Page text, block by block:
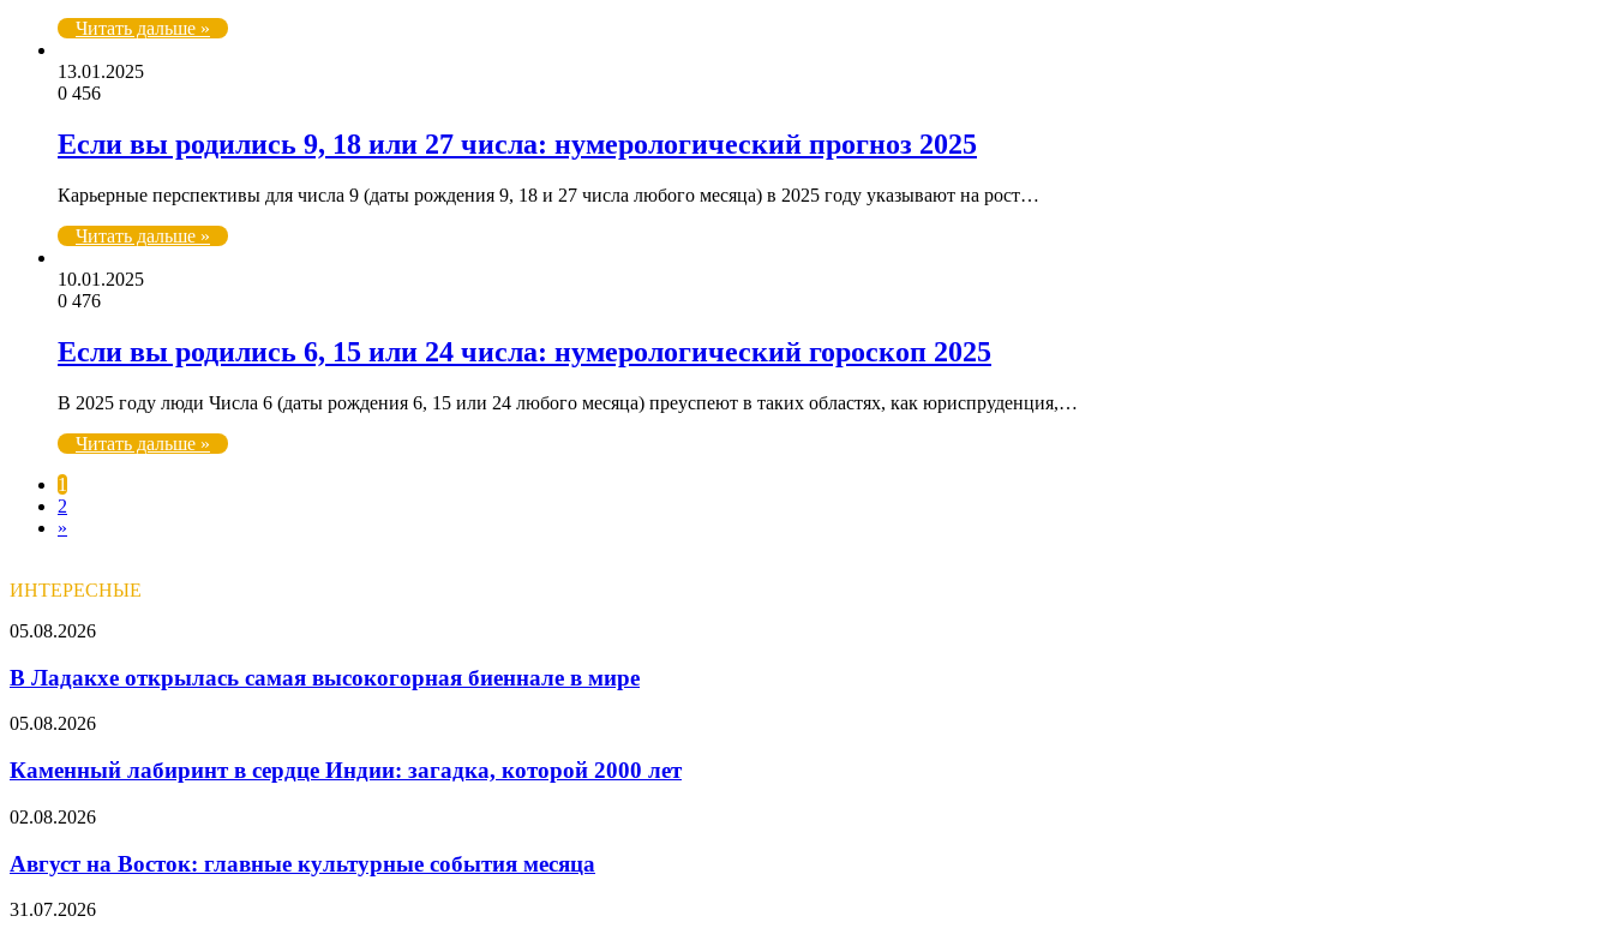
Читать дальше »
13.01.2025
0 456
Если вы родились 9, 18 или 27 числа: нумерологический прогноз 2025
Карьерные перспективы для числа 9 (даты рождения 9, 18 и 27 числа любого месяца) в 2025 году указывают на рост…
Читать дальше »
10.01.2025
0 476
Если вы родились 6, 15 или 24 числа: нумерологический гороскоп 2025
В 2025 году люди Числа 6 (даты рождения 6, 15 или 24 любого месяца) преуспеют в таких областях, как юриспруденция,…
Читать дальше »
1
2
»
ИНТЕРЕСНЫЕ
В
открылась
самая
высокогорная
в
мире
05.08.2026
В Ладакхе открылась самая высокогорная биеннале в мире
Каменный
в
сердце
Индии:
загадка,
которой
2000
05.08.2026
Каменный лабиринт в сердце Индии: загадка, которой 2000 лет
Август
Восток:
главные
культурные
02.08.2026
Август на Восток: главные культурные события месяца
Август
31.07.2026